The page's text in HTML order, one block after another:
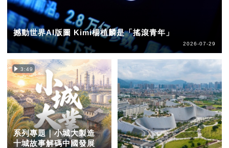
撼動世界AI版圖 Kimi楊植麟是「搖滾青年」
2026-07-29
3:49
系列專題｜小城大製造
十城故事解碼中國發展